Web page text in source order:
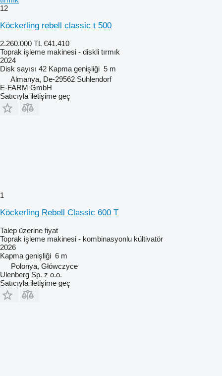
12
Köckerling rebell classic t 500
2.260.000 TL €41.410
Toprak işleme makinesi - diskli tırmık
2024
Disk sayısı 42 Kapma genişliği 5 m
Almanya, De-29562 Suhlendorf
E-FARM GmbH
Satıcıyla iletişime geç
1
Köckerling Rebell Classic 600 T
Talep üzerine fiyat
Toprak işleme makinesi - kombinasyonlu kültivatör
2026
Kapma genişliği 6 m
Polonya, Główczyce
Ulenberg Sp. z o.o.
Satıcıyla iletişime geç